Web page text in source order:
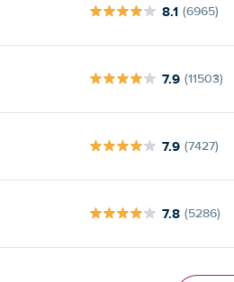
8.1 (6965)
7.9 (11503)
7.9 (7427)
7.8 (5286)